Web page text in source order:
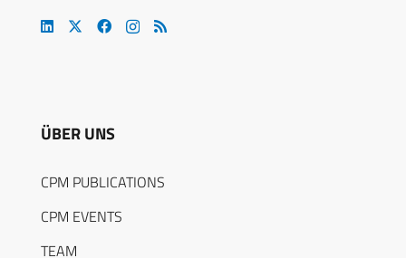
ÜBER UNS
CPM PUBLICATIONS
CPM EVENTS
TEAM